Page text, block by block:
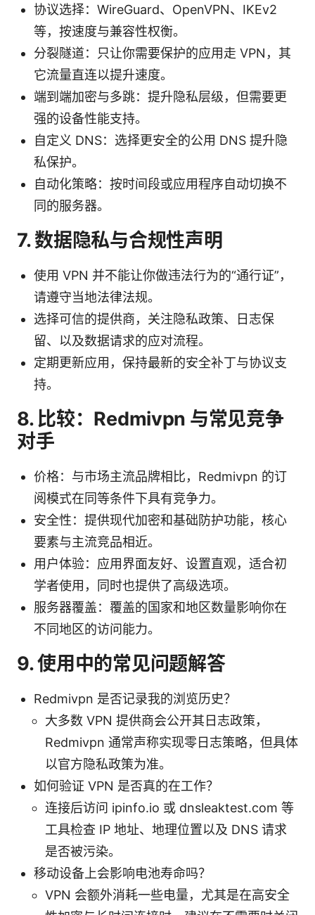
协议选择：WireGuard、OpenVPN、IKEv2
等，按速度与兼容性权衡。
分裂隧道：只让你需要保护的应用走 VPN，其
它流量直连以提升速度。
端到端加密与多跳：提升隐私层级，但需要更
强的设备性能支持。
自定义 DNS：选择更安全的公用 DNS 提升隐
私保护。
自动化策略：按时间段或应用程序自动切换不
同的服务器。
7. 数据隐私与合规性声明
使用 VPN 并不能让你做违法行为的“通行证”，
请遵守当地法律法规。
选择可信的提供商，关注隐私政策、日志保
留、以及数据请求的应对流程。
定期更新应用，保持最新的安全补丁与协议支
持。
8. 比较：Redmivpn 与常见竞争
对手
价格：与市场主流品牌相比，Redmivpn 的订
阅模式在同等条件下具有竞争力。
安全性：提供现代加密和基础防护功能，核心
要素与主流竞品相近。
用户体验：应用界面友好、设置直观，适合初
学者使用，同时也提供了高级选项。
服务器覆盖：覆盖的国家和地区数量影响你在
不同地区的访问能力。
9. 使用中的常见问题解答
Redmivpn 是否记录我的浏览历史？
大多数 VPN 提供商会公开其日志政策，
Redmivpn 通常声称实现零日志策略，但具体
以官方隐私政策为准。
如何验证 VPN 是否真的在工作？
连接后访问 ipinfo.io 或 dnsleaktest.com 等
工具检查 IP 地址、地理位置以及 DNS 请求
是否被污染。
移动设备上会影响电池寿命吗？
VPN 会额外消耗一些电量，尤其是在高安全